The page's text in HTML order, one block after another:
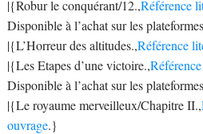
|{Robur le conquérant/12.,Référence
Disponible à l’achat sur les
|{L’Horreur des altitudes.,Référence
|{Les Etapes d’une victoire.,
Disponible à l’achat sur les
|{Le royaume merveilleux/Chapitre II.,
ouvrage.}